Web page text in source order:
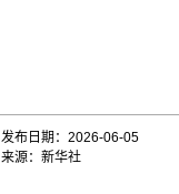
发布日期：2026-06-05
来源：新华社